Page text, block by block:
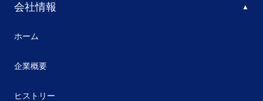
会社情報
ホーム
企業概要
ヒストリー